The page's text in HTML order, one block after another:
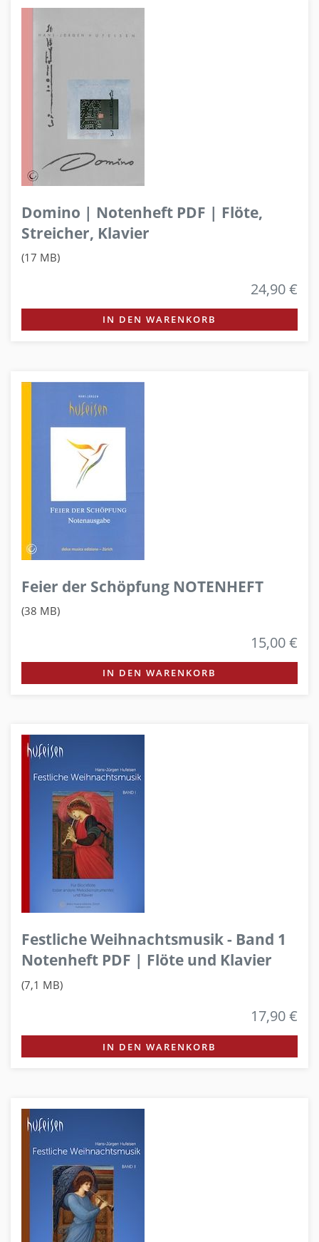
Domino | Notenheft PDF | Flöte,
Streicher, Klavier
(17 MB)
24,90 €
IN DEN WARENKORB
Feier der Schöpfung NOTENHEFT
(38 MB)
15,00 €
IN DEN WARENKORB
Festliche Weihnachtsmusik - Band 1
Notenheft PDF | Flöte und Klavier
(7,1 MB)
17,90 €
IN DEN WARENKORB